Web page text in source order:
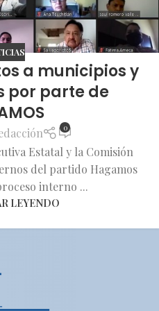
a municipios y
por parte de
0
Estatal y la Comisión
del partido Hagamos
interno ...
LEYENDO